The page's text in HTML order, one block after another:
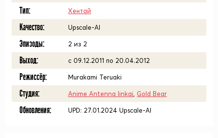
Тип: Хентай
Качество: Upscale-AI
Эпизоды: 2 из 2
Выход: с 09.12.2011 по 20.04.2012
Режиссёр: Murakami Teruaki
Студия: Anime Antenna Iinkai Gold Bear
Обновления: UPD: 27.01.2024 Upscale-AI